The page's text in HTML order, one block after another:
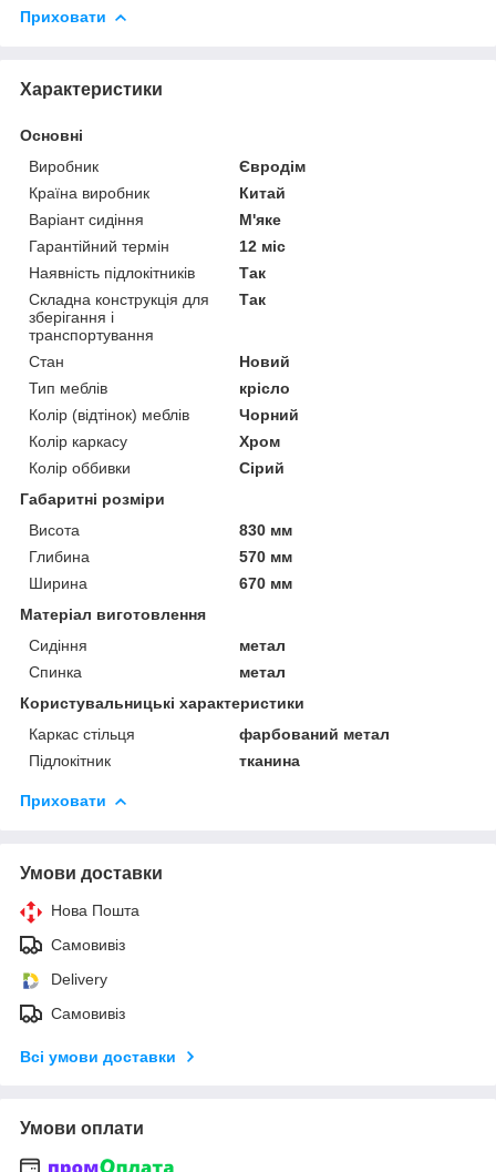
Приховати
Характеристики
Основні
Виробник
Євродім
Країна виробник
Китай
Варіант сидіння
М'яке
Гарантійний термін
12 міс
Наявність підлокітників
Так
Складна конструкція для
зберігання і
транспортування
Так
Стан
Новий
Тип меблів
крісло
Колір (відтінок) меблів
Чорний
Колір каркасу
Хром
Колір оббивки
Сірий
Габаритні розміри
Висота
830 мм
Глибина
570 мм
Ширина
670 мм
Матеріал виготовлення
Сидіння
метал
Спинка
метал
Користувальницькі характеристики
Каркас стільця
фарбований метал
Підлокітник
тканина
Приховати
Умови доставки
Нова Пошта
Самовивіз
Delivery
Самовивіз
Всі умови доставки
Умови оплати